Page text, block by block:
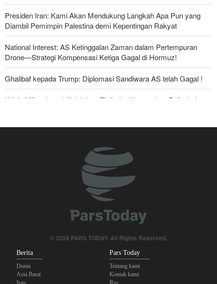
Presiden Iran: Kami Akan Mendukung Langkah Apa Pun yang
Diambil Pemimpin Palestina demi Kepentingan Rakyat
National Interest: AS Ketinggalan Zaman dalam Pertempuran
Drone—Strategi Kompensasi Ketiga Gagal di Hormuz!
Ghalibaf kepada Trump: Diplomasi Sandiwara AS telah Gagal !
Krisis Militer Israel; Kelelahan Fisik dan Keruntuhan Psikologis
Foreign Policy: Riyadh Terjepit di Antara Iran dan Ansarullah,
Yahya Saree: Kami Hancurkan Posisi Pasukan Bayaran Saudi
dengan Rudal Balistik dan Drone
Brigjen Akrami Nia: Artesh dalam Kondisi Siaga Penuh
Anggota Kongres AS Khawatirkan Dampak Menipisnya Rudal
Amerika Hadapi Iran
© 2026 PARS TODAY. All Rights Reserved.
Berita
Dunia
Asia Barat
Pars Today
Tentang kami
Kontak kami